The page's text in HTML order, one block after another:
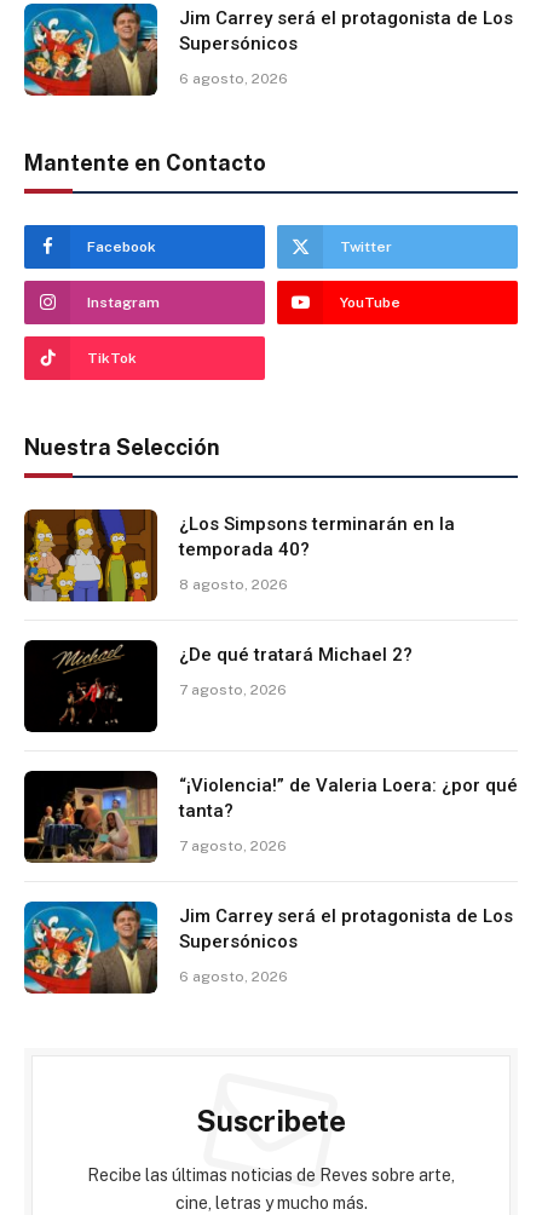
Jim Carrey será el protagonista de Los
Supersónicos
6 agosto, 2026
Mantente en Contacto
Facebook Twitter
Instagram YouTube
TikTok
Nuestra Selección
¿Los Simpsons terminarán en la
temporada 40?
8 agosto, 2026
¿De qué tratará Michael 2?
7 agosto, 2026
“¡Violencia!” de Valeria Loera: ¿por qué
tanta?
7 agosto, 2026
Jim Carrey será el protagonista de Los
Supersónicos
6 agosto, 2026
Suscribete
Recibe las últimas noticias de Reves sobre arte,
cine, letras y mucho más.